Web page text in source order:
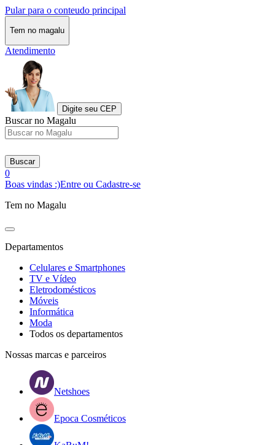
Pular para o conteudo principal
Tem no magalu
Atendimento
Digite seu CEP
Buscar no Magalu
Buscar
0
Boas vindas :)Entre ou Cadastre-se
Tem no Magalu
Departamentos
Celulares e Smartphones
TV e Vídeo
Eletrodomésticos
Móveis
Informática
Moda
Todos os departamentos
Nossas marcas e parceiros
Netshoes
Epoca Cosméticos